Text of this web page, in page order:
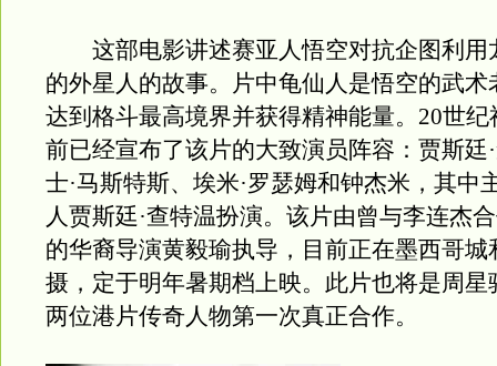
这部电影讲述赛亚人悟空对抗企图利用
的外星人的故事。片中龟仙人是悟空的武术
达到格斗最高境界并获得精神能量。20世
前已经宣布了该片的大致演员阵容：贾斯廷
士·马斯特斯、埃米·罗瑟姆和钟杰米，其中
人贾斯廷·查特温扮演。该片由曾与李连杰
的华裔导演黄毅瑜执导，目前正在墨西哥城
摄，定于明年暑期档上映。此片也将是周星
两位港片传奇人物第一次真正合作。